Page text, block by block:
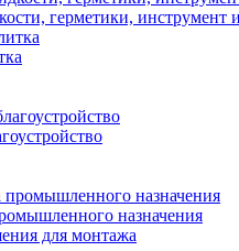
герметики, инструмент
назначения